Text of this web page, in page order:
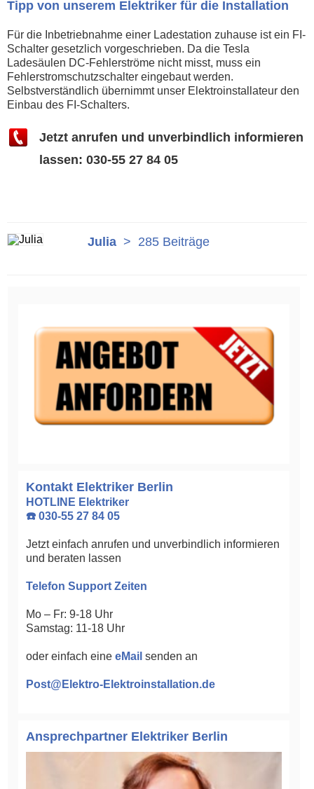
Tipp von unserem Elektriker für die Installation
Für die Inbetriebnahme einer Ladestation zuhause ist ein FI-
Schalter gesetzlich vorgeschrieben. Da die Tesla
Ladesäulen DC-Fehlerströme nicht misst, muss ein
Fehlerstromschutzschalter eingebaut werden.
Selbstverständlich übernimmt unser Elektroinstallateur den
Einbau des FI-Schalters.
Jetzt anrufen und unverbindlich informieren
lassen: 030-55 27 84 05
Julia > 285 Beiträge
Kontakt Elektriker Berlin
HOTLINE Elektriker
☎️ 030-55 27 84 05
Jetzt einfach anrufen und unverbindlich informieren
und beraten lassen
Telefon Support Zeiten
Mo – Fr: 9-18 Uhr
Samstag: 11-18 Uhr
oder einfach eine eMail senden an
Post@Elektro-Elektroinstallation.de
Ansprechpartner Elektriker Berlin